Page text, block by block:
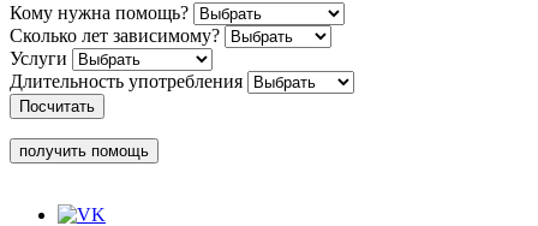
Кому нужна помощь?
Сколько лет зависимому?
Услуги
Длительность употребления
Посчитать
получить помощь